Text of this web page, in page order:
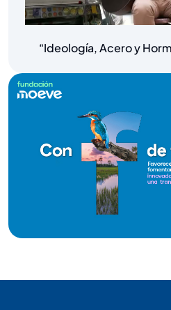
“Ideología, Acero y